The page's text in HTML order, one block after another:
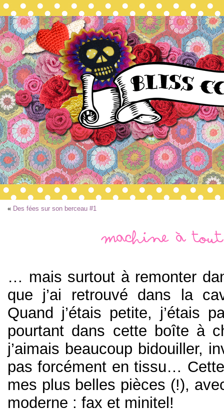
« Des fées sur son berceau #1
Machine à
… mais surtout à remonter
que j’ai retrouvé dans la
Quand j’étais petite, j’étais
pourtant dans cette boîte à
j’aimais beaucoup bidouiller,
pas forcément en tissu…
mes plus belles pièces (!),
moderne : fax et minitel!